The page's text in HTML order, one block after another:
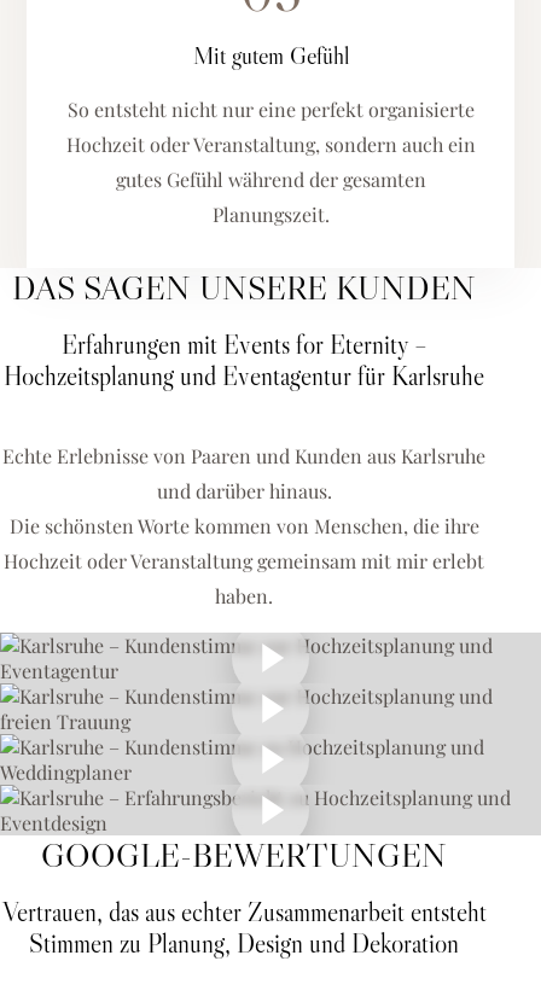
Mit gutem Gefühl
So entsteht nicht nur eine perfekt organisierte
Hochzeit oder Veranstaltung, sondern auch ein
gutes Gefühl während der gesamten
Planungszeit.
DAS SAGEN UNSERE KUNDEN
Erfahrungen mit Events for Eternity –
Hochzeitsplanung und Eventagentur für Karlsruhe
Echte Erlebnisse von Paaren und Kunden aus Karlsruhe
und darüber hinaus.
Die schönsten Worte kommen von Menschen, die ihre
Hochzeit oder Veranstaltung gemeinsam mit mir erlebt
haben.
GOOGLE-BEWERTUNGEN
Vertrauen, das aus echter Zusammenarbeit entsteht
Stimmen zu Planung, Design und Dekoration